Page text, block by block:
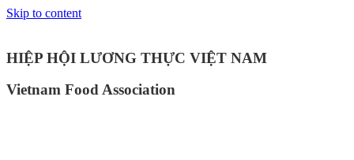
Skip to content
HIỆP HỘI LƯƠNG THỰC VIỆT NAM
Vietnam Food Association